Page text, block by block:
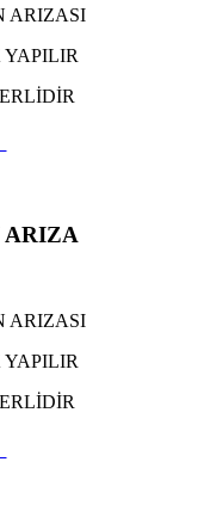
ARIZASI
ARIZASI